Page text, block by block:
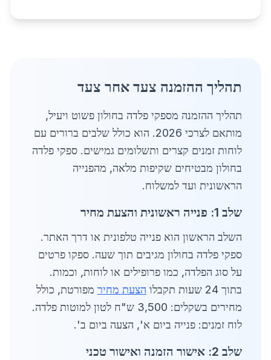
תהליך ההזמנה צעד אחר צעד
תהליך ההזמנה מספקי פלדה בחולון פשוט ויעיל,
מותאם לצרכי 2026. הוא כולל שלבים ברורים עם
לוחות זמנים קצרים ותשלומים גמישים. ספקי פלדה
בחולון מבטיחים שקיפות מלאה, מהפנייה
הראשונית ועד למשלוח.
שלב 1: פנייה ראשונית והצעת מחיר
השלב הראשון הוא פנייה טלפונית או דרך האתר.
ספקי פלדה בחולון מגיבים תוך שעה. ספקו פרטים
על סוג הפלדה, כמו פרופילים או לוחות, וכמות.
בתוך 24 שעות תקבלו
הצעת מחיר מפורטת, כולל
מחירים בשקלים: 3,500 ש"ח לטון למוטות פלדה.
לוח זמנים: פנייה ביום א', הצעה ביום ב'.
שלב 2: אישור הזמנה ואישור טכני